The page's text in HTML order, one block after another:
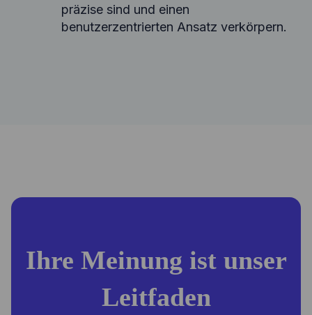
präzise sind und einen
benutzerzentrierten Ansatz verkörpern.
Ihre Meinung ist unser
Leitfaden